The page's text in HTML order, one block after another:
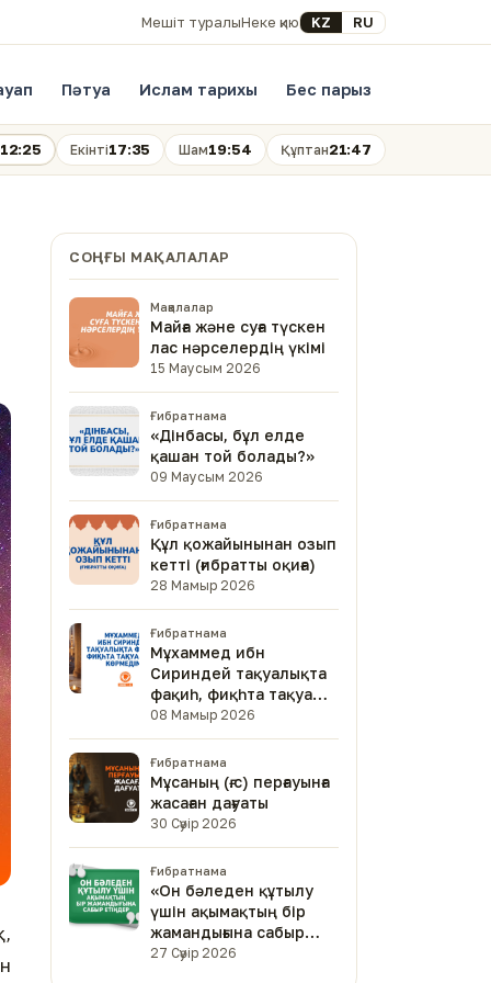
Мешіт туралыНеке қиюSelect your language
KZ RU
Пәтуа Ислам тарихы Бес парыз
12:25 Екінті17:35 Шам19:54 Құптан21:47
СОҢҒЫ МАҚАЛАЛАР
Мақалалар
Майға және суға түскен
лас нәрселердің үкімі
15 Маусым 2026
Ғибратнама
«Дінбасы, бұл елде
қашан той болады?»
09 Маусым 2026
Ғибратнама
Құл қожайынынан озып
кетті (ғибратты оқиға)
28 Мамыр 2026
Ғибратнама
Мұхаммед ибн
Сириндей тақуалықта
фақиһ, фиқһта тақуа
адам көрмедім
08 Мамыр 2026
Ғибратнама
Мұсаның (ғ.с) перғауынға
жасаған дағуаты
30 Сәуір 2026
Ғибратнама
«Он бәледен құтылу
үшін ақымақтың бір
жамандығына сабыр
етіңдер»
27 Сәуір 2026